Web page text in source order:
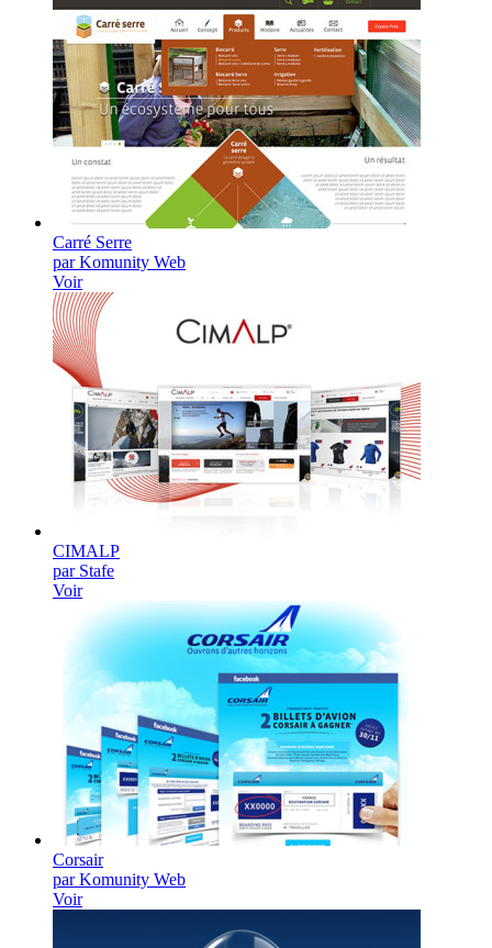
Carré Serre
par Komunity Web
Voir
CIMALP
par Stafe
Voir
Corsair
par Komunity Web
Voir